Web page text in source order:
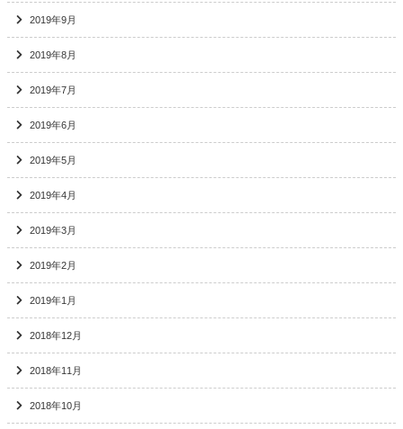
2019年9月
2019年8月
2019年7月
2019年6月
2019年5月
2019年4月
2019年3月
2019年2月
2019年1月
2018年12月
2018年11月
2018年10月